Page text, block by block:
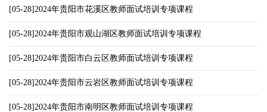
[05-28]2024年贵阳市花溪区教师面试培训专项课程
[05-28]2024年贵阳市观山湖区教师面试培训专项课程
[05-28]2024年贵阳市白云区教师面试培训专项课程
[05-28]2024年贵阳市云岩区教师面试培训专项课程
[05-28]2024年贵阳市南明区教师面试培训专项课程